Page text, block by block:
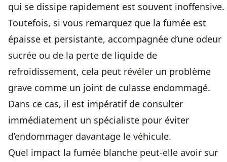
qui se dissipe rapidement est souvent inoffensive.
Toutefois, si vous remarquez que la fumée est
épaisse et persistante, accompagnée d’une odeur
sucrée ou de la perte de liquide de
refroidissement, cela peut révéler un problème
grave comme un joint de culasse endommagé.
Dans ce cas, il est impératif de consulter
immédiatement un spécialiste pour éviter
d’endommager davantage le véhicule.
Quel impact la fumée blanche peut-elle avoir sur